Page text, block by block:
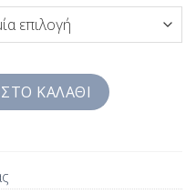
Όψης Αναστρέψιμη BLT-
ΚΑΛΆΘΙ